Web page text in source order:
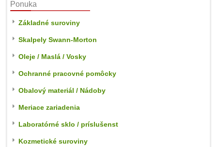
Ponuka
Základné suroviny
Skalpely Swann-Morton
Oleje / Maslá / Vosky
Ochranné pracovné pomôcky
Obalový materiál / Nádoby
Meriace zariadenia
Laboratórné sklo / príslušenst
Kozmetické suroviny